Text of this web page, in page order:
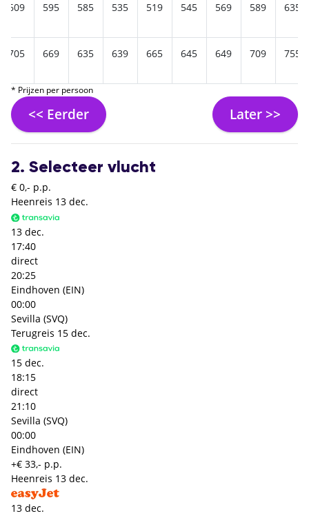
609 595 585 535 519 545 569 589 635
705 669 635 639 665 645 649 709 755
* Prijzen per persoon
<< Eerder Later >>
2. Selecteer vlucht
€ 0,- p.p.
Heenreis 13 dec.
13 dec.
17:40
direct
20:25
Eindhoven (EIN)
00:00
Sevilla (SVQ)
Terugreis 15 dec.
15 dec.
18:15
direct
21:10
Sevilla (SVQ)
00:00
Eindhoven (EIN)
+€ 33,- p.p.
Heenreis 13 dec.
13 dec.